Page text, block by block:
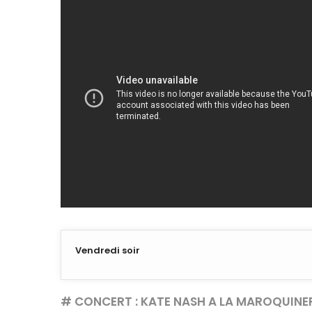
Vendredi soir
# CONCERT : KATE NASH A LA